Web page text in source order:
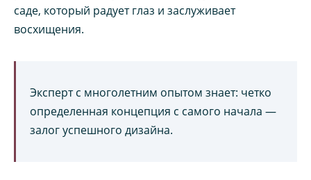
саде, который радует глаз и заслуживает
восхищения.
Эксперт с многолетним опытом знает: четко
определенная концепция с самого начала —
залог успешного дизайна.